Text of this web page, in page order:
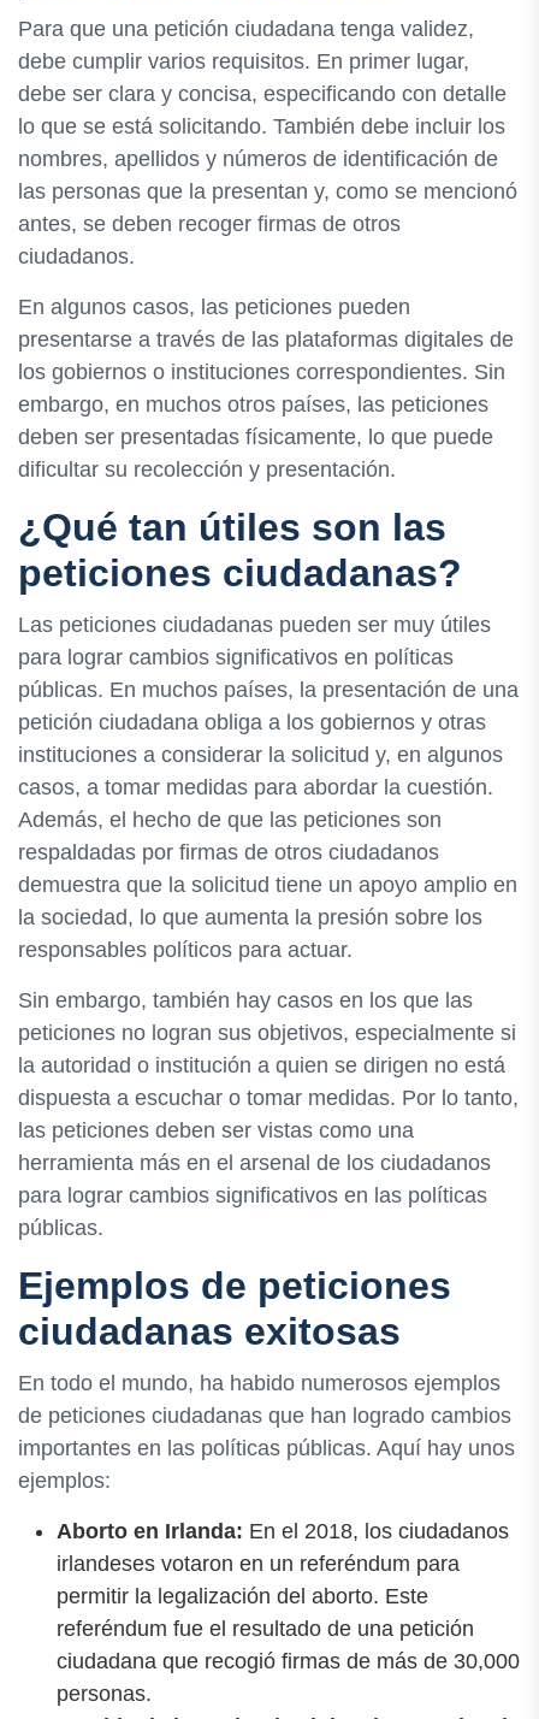
Para que una petición ciudadana tenga validez,
debe cumplir varios requisitos. En primer lugar,
debe ser clara y concisa, especificando con detalle
lo que se está solicitando. También debe incluir los
nombres, apellidos y números de identificación de
las personas que la presentan y, como se mencionó
antes, se deben recoger firmas de otros
ciudadanos.
En algunos casos, las peticiones pueden
presentarse a través de las plataformas digitales de
los gobiernos o instituciones correspondientes. Sin
embargo, en muchos otros países, las peticiones
deben ser presentadas físicamente, lo que puede
dificultar su recolección y presentación.
¿Qué tan útiles son las
peticiones ciudadanas?
Las peticiones ciudadanas pueden ser muy útiles
para lograr cambios significativos en políticas
públicas. En muchos países, la presentación de una
petición ciudadana obliga a los gobiernos y otras
instituciones a considerar la solicitud y, en algunos
casos, a tomar medidas para abordar la cuestión.
Además, el hecho de que las peticiones son
respaldadas por firmas de otros ciudadanos
demuestra que la solicitud tiene un apoyo amplio en
la sociedad, lo que aumenta la presión sobre los
responsables políticos para actuar.
Sin embargo, también hay casos en los que las
peticiones no logran sus objetivos, especialmente si
la autoridad o institución a quien se dirigen no está
dispuesta a escuchar o tomar medidas. Por lo tanto,
las peticiones deben ser vistas como una
herramienta más en el arsenal de los ciudadanos
para lograr cambios significativos en las políticas
públicas.
Ejemplos de peticiones
ciudadanas exitosas
En todo el mundo, ha habido numerosos ejemplos
de peticiones ciudadanas que han logrado cambios
importantes en las políticas públicas. Aquí hay unos
ejemplos:
Aborto en Irlanda: En el 2018, los ciudadanos
irlandeses votaron en un referéndum para
permitir la legalización del aborto. Este
referéndum fue el resultado de una petición
ciudadana que recogió firmas de más de 30,000
personas.